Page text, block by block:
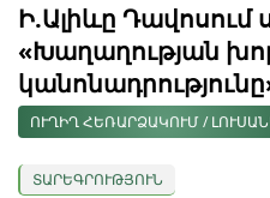
Ի.Ալիևը Դավոսում
«Խաղաղության
ՈՒՂԻՂ ՀԵՌԱՐՁԱԿՈՒՄ /
ՏԱՐԵԳՐՈՒԹՅՈՒՆ